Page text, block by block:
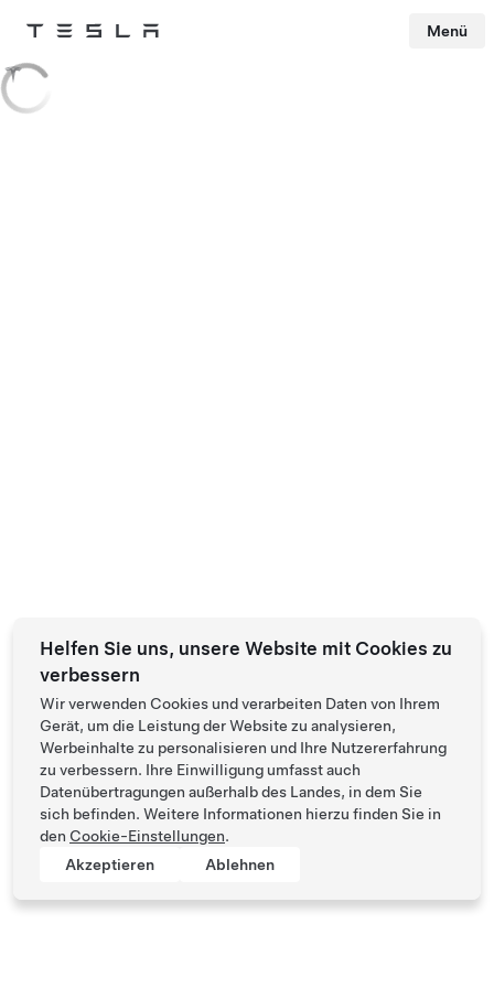
Tesla
Skip to main content
Menü
Helfen Sie uns, unsere Website mit Cookies zu
verbessern
Wir verwenden Cookies und verarbeiten Daten von Ihrem
Gerät, um die Leistung der Website zu analysieren,
Werbeinhalte zu personalisieren und Ihre Nutzererfahrung
zu verbessern. Ihre Einwilligung umfasst auch
Datenübertragungen außerhalb des Landes, in dem Sie
sich befinden. Weitere Informationen hierzu finden Sie in
den Cookie-Einstellungen.
Akzeptieren
Ablehnen